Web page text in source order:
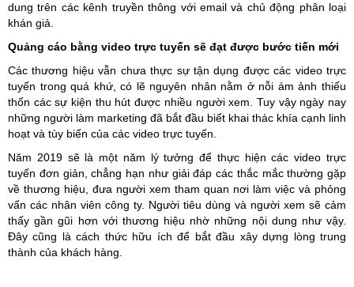
dung trên các kênh truyền thông với email và chủ động phân loại
khán giả.
Quảng cáo bằng video trực tuyến sẽ đạt được bước tiến mới
Các thương hiệu vẫn chưa thực sự tận dụng được các video trực
tuyến trong quá khứ, có lẽ nguyên nhân nằm ở nỗi ám ảnh thiếu
thốn các sự kiện thu hút được nhiều người xem. Tuy vậy ngày nay
những người làm marketing đã bắt đầu biết khai thác khía cạnh linh
hoạt và tùy biến của các video trực tuyến.
Năm 2019 sẽ là một năm lý tưởng để thực hiện các video trực
tuyến đơn giản, chẳng hạn như giải đáp các thắc mắc thường gặp
về thương hiệu, đưa người xem tham quan nơi làm việc và phỏng
vấn các nhân viên công ty. Người tiêu dùng và người xem sẽ cảm
thấy gần gũi hơn với thương hiệu nhờ những nội dung như vậy.
Đây cũng là cách thức hữu ích để bắt đầu xây dựng lòng trung
thành của khách hàng.